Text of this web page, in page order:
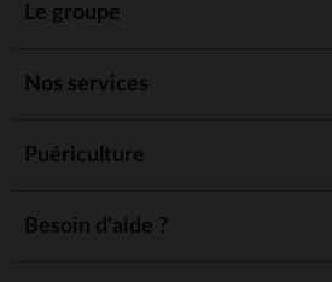
Le groupe
Nos services
Puériculture
Besoin d'aide ?